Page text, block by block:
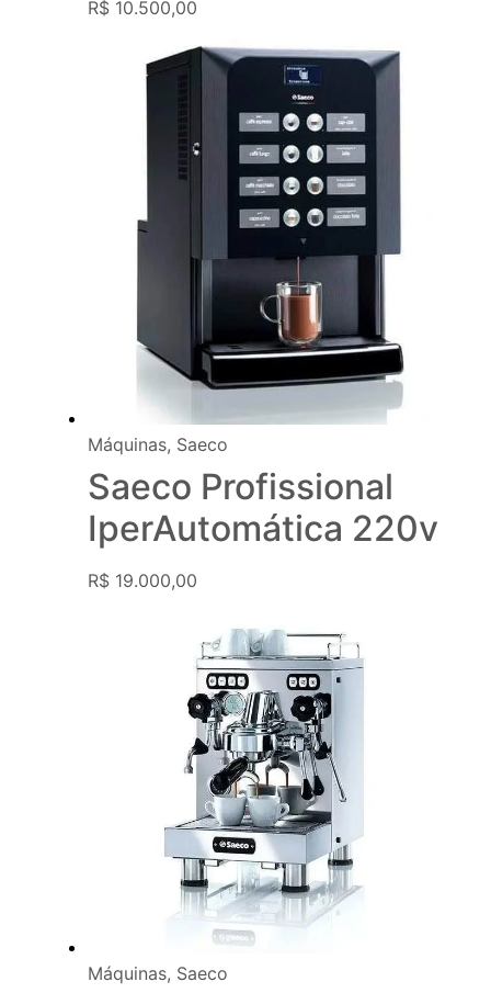
R$ 10.500,00
Máquinas, Saeco
Saeco Profissional
IperAutomática 220v
R$ 19.000,00
Máquinas, Saeco